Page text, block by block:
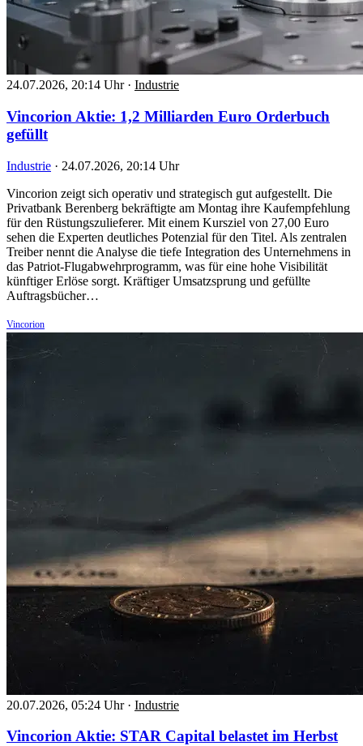
24.07.2026, 20:14 Uhr · Industrie
Vincorion Aktie: 1,2 Milliarden Euro Orderbuch
gefüllt
Industrie · 24.07.2026, 20:14 Uhr
Vincorion zeigt sich operativ und strategisch gut aufgestellt. Die
Privatbank Berenberg bekräftigte am Montag ihre Kaufempfehlung
für den Rüstungszulieferer. Mit einem Kursziel von 27,00 Euro
sehen die Experten deutliches Potenzial für den Titel. Als zentralen
Treiber nennt die Analyse die tiefe Integration des Unternehmens in
das Patriot-Flugabwehrprogramm, was für eine hohe Visibilität
künftiger Erlöse sorgt. Kräftiger Umsatzsprung und gefüllte
Auftragsbücher…
Vincorion
20.07.2026, 05:24 Uhr · Industrie
Vincorion Aktie: STAR Capital belastet im Herbst